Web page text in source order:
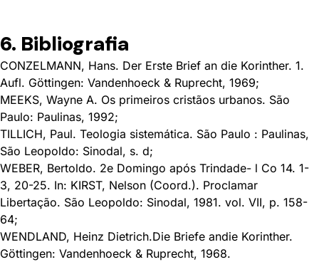
6. Bibliografia
CONZELMANN, Hans. Der Erste Brief an die Korinther. 1.
Aufl. Göttingen: Vandenhoeck & Ruprecht, 1969;
MEEKS, Wayne A. Os primeiros cristãos urbanos. São
Paulo: Paulinas, 1992;
TILLICH, Paul. Teologia sistemática. São Paulo : Paulinas,
São Leopoldo: Sinodal, s. d;
WEBER, Bertoldo. 2e Domingo após Trindade- l Co 14. 1-
3, 20-25. In: KIRST, Nelson (Coord.). Proclamar
Libertação. São Leopoldo: Sinodal, 1981. vol. VII, p. 158-
64;
WENDLAND, Heinz Dietrich.Die Briefe andie Korinther.
Göttingen: Vandenhoeck & Ruprecht, 1968.